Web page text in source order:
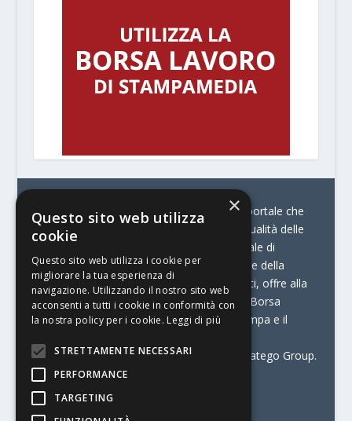
© Stratego Group –
stampamedia.net è il portale che
racconta le innovazioni tecnologiche e l’attualità delle
aziende di stampa e di converting. È il portale di
riferimento per chi opera in Italia nel settore della
comunicazione stampata. Oltre ai contenuti, offre alla
propria community diversi servizi come:
la Borsa
Lavoro, la Print Connection, i Big della Stampa e il
Stampamedia.net è una delle testate di Stratego Group.
Partita IVA07921450156
×
Questo sito web utilizza
cookie
Questo sito web utilizza i cookie per
migliorare la tua esperienza di
navigazione. Utilizzando il nostro sito web
acconsenti a tutti i cookie in conformità con
la nostra policy per i cookie. Leggi di più
STRETTAMENTE NECESSARI
PERFORMANCE
TARGETING